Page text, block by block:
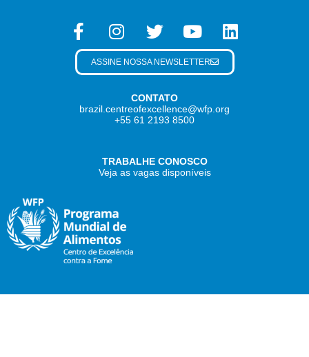
CONTATO
brazil.centreofexcellence@wfp.org
+55 61 2193 8500
TRABALHE CONOSCO
Veja as vagas disponíveis
ASSINE NOSSA NEWSLETTER